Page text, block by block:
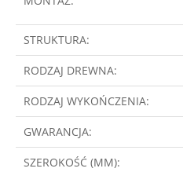
STRUKTURA:
RODZAJ DREWNA:
RODZAJ WYKOŃCZENIA:
GWARANCJA:
SZEROKOŚĆ (MM):